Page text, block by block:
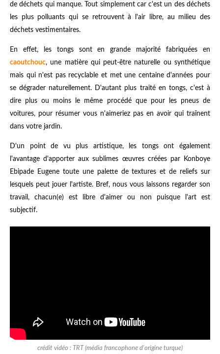
de déchets qui manque. Tout simplement car c'est un des déchets
les plus polluants qui se retrouvent à l'air libre, au milieu des
déchets vestimentaires.
En effet, les tongssont en grande majorité fabriquées en
caoutchouc, une matière qui peut-être naturelle ou synthétique
mais qui n'est pas recyclable et met une centaine d'années pour
se dégrader naturellement. D'autant plus traité en tongs, c'est à
dire plus ou moins le même procédé que pour les pneus de
voitures, pour résumer vous n'aimeriez pas en avoir qui traînent
dans votre jardin.
D'un point de vu plus artistique, les tongs ont également
l'avantage d'apporter aux sublimes œuvres créées par
Konboye
Ebipade Eugenetoute une palette de textures et de reliefs sur
lesquels peut jouer l'artiste. Bref, nous vous laissons regarder son
travail, chacun(e) est libre d'aimer ou non puisque l'art est
subjectif.
crédit vidéo : TRT (média francophone d'origine turque)